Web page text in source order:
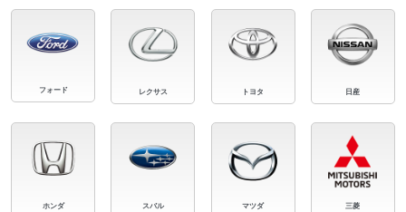
フォード レクサス トヨタ 日産
ホンダ スバル マツダ 三菱